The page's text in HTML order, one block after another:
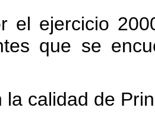
el ejercicio
que se
la calidad de